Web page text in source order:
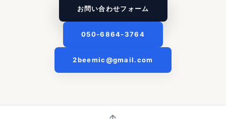
お問い合わせフォーム
050-6864-3764
2beemic@gmail.com